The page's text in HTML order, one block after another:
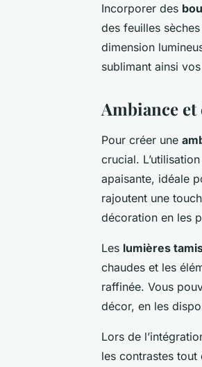
Incorporer des
des feuilles
dimension
sublimant ainsi
Ambiance et
Pour créer une
crucial.
apaisante, idéale
rajoutent une
décoration en les
Les lumières
chaudes et les
raffinée. Vous
décor, en les
Lors de
les contrastes tout